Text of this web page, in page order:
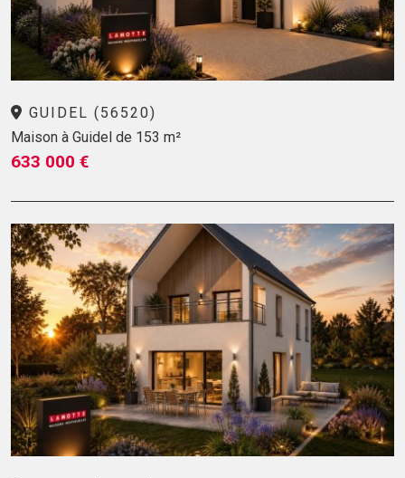
GUIDEL (56520)
Maison à Guidel de 153 m²
633 000 €